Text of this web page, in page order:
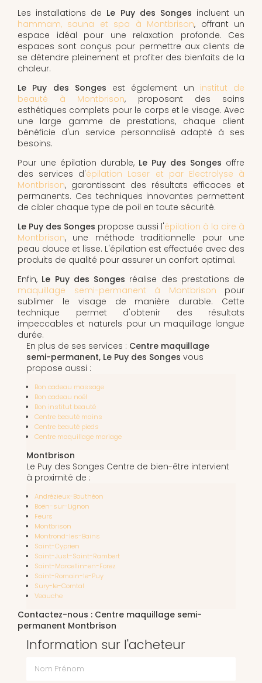
Les installations de Le Puy des Songes incluent un
hammam, sauna et spa à Montbrison, offrant un
espace idéal pour une relaxation profonde. Ces
espaces sont conçus pour permettre aux clients de
se détendre pleinement et profiter des bienfaits de la
chaleur.
Le Puy des Songes est également un institut de
beauté à Montbrison, proposant des soins
esthétiques complets pour le corps et le visage. Avec
une large gamme de prestations, chaque client
bénéficie d'un service personnalisé adapté à ses
besoins.
Pour une épilation durable, Le Puy des Songes offre
des services d'épilation Laser et par Electrolyse à
Montbrison, garantissant des résultats efficaces et
permanents. Ces techniques innovantes permettent
de cibler chaque type de poil en toute sécurité.
Le Puy des Songes propose aussi l'épilation à la cire à
Montbrison, une méthode traditionnelle pour une
peau douce et lisse. L'épilation est effectuée avec des
produits de qualité pour assurer un confort optimal.
Enfin, Le Puy des Songes réalise des prestations de
maquillage semi-permanent à Montbrison pour
sublimer le visage de manière durable. Cette
technique permet d'obtenir des résultats
impeccables et naturels pour un maquillage longue
durée.
En plus de ses services : Centre maquillage
semi-permanent, Le Puy des Songes vous
propose aussi :
Bon cadeau massage
Bon cadeau noël
Bon institut beauté
Centre beauté mains
Centre beauté pieds
Centre maquillage mariage
Montbrison
Le Puy des Songes Centre de bien-être intervient
à proximité de :
Andrézieux-Bouthéon
Boën-sur-Lignon
Feurs
Montbrison
Montrond-les-Bains
Saint-Cyprien
Saint-Just-Saint-Rambert
Saint-Marcellin-en-Forez
Saint-Romain-le-Puy
Sury-le-Comtal
Veauche
Contactez-nous : Centre maquillage semi-
permanent Montbrison
Information sur l'acheteur